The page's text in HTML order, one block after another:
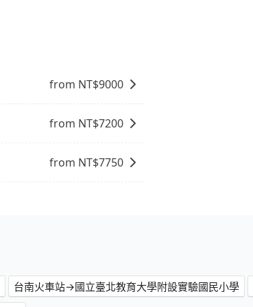
from NT$9000
from NT$7200
from NT$7750
台南火車站→國立臺北教育大學附設實驗國民小學